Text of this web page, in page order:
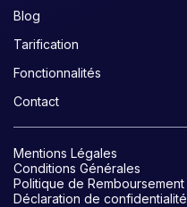
Blog
Tarification
Fonctionnalités
Contact
Mentions Légales
Conditions Générales
Politique de Remboursement
Déclaration de confidentialité